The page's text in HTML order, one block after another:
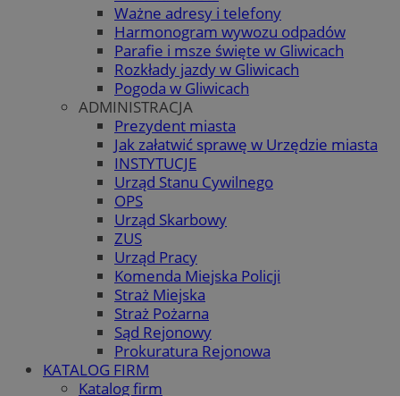
Ważne adresy i telefony
Harmonogram wywozu odpadów
Parafie i msze święte w Gliwicach
Rozkłady jazdy w Gliwicach
Pogoda w Gliwicach
ADMINISTRACJA
Prezydent miasta
Jak załatwić sprawę w Urzędzie miasta
INSTYTUCJE
Urząd Stanu Cywilnego
OPS
Urząd Skarbowy
ZUS
Urząd Pracy
Komenda Miejska Policji
Straż Miejska
Straż Pożarna
Sąd Rejonowy
Prokuratura Rejonowa
KATALOG FIRM
Katalog firm